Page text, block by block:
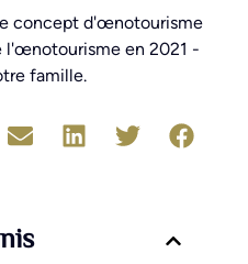
concept d'œnotourisme
l'œnotourisme en 2021 -
famille.